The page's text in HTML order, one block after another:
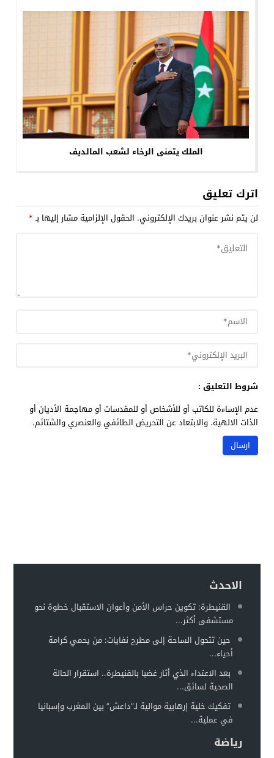
الملك يتمنى الرخاء لشعب المالديف
اترك تعليق
لن يتم نشر عنوان بريدك الإلكتروني. الحقول الإلزامية مشار إليها بـ*
شروط التعليق :
عدم الإساءة للكاتب أو للأشخاص أو للمقدسات أو مهاجمة الأديان أو
الذات الالهية. والابتعاد عن التحريض الطائفي والعنصري والشتائم.
الاحدث
القنيطرة: تكوين حراس الأمن وأعوان الاستقبال خطوة نحو
مستشفى أكثر...
حين تتحول الساحة إلى مطرح نفايات: من يحمي كرامة
أحياء...
بعد الاعتداء الذي أثار غضبا بالقنيطرة.. استقرار الحالة
الصحية لسائق...
تفكيك خلية إرهابية موالية لـ”داعش” بين المغرب وإسبانيا
في عملية...
رياضة